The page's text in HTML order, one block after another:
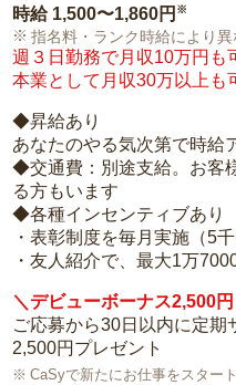
時給 1,500〜1,860円 ※
指名料・ランク時給により異
週３日勤務で月収10万円も
本業として月収30万以上も
◆昇給あり
あなたのやる気次第で時給
◆交通費：別途支給。お客
る方もいます
◆各種インセンティブあり
・表彰制度を毎月実施（5
・友人紹介で、最大1万
＼デビューボーナス2,500
ご応募から30日以内に定期
2,500円プレゼント
CaSyで新たにお仕事をスター